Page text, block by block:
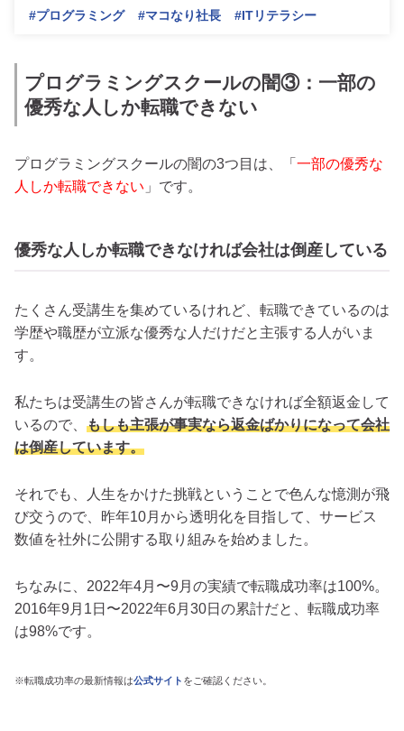
#プログラミング
#マコなり社長 #ITリテラシー
プログラミングスクールの闇③：一部の
優秀な人しか転職できない
プログラミングスクールの闇の3つ目は、「 一部の優秀な
人しか転職できない 」です。
優秀な人しか転職できなければ会社は倒産している
たくさん受講生を集めているけれど、転職できているのは
学歴や職歴が立派な優秀な人だけだと主張する人がいま
す。
私たちは受講生の皆さんが転職できなければ全額返金して
いるので、 もしも主張が事実なら返金ばかりになって会社
は倒産しています。
それでも、人生をかけた挑戦ということで色んな憶測が飛
び交うので、昨年10月から透明化を目指して、サービス
数値を社外に公開する取り組みを始めました。
ちなみに、2022年4月〜9月の実績で転職成功率は100%。
2016年9月1日〜2022年6月30日の累計だと、転職成功率
は98%です。
※転職成功率の最新情報は公式サイト をご確認ください。